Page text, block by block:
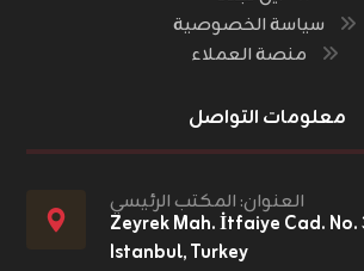
سياسة الخصوصية
منصة العملاء
معلومات التواصل
العنوان: المكتب الرئيسي
Zeyrek Mah. İtfaiye Cad. No. ٣١, ٣٤٠٨٣ Fatih,
Istanbul, Turkey